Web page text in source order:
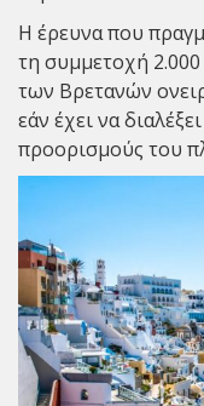
Η έρευνα που
τη συμμετοχή
των Βρετανών
εάν έχει να
προορισμούς του